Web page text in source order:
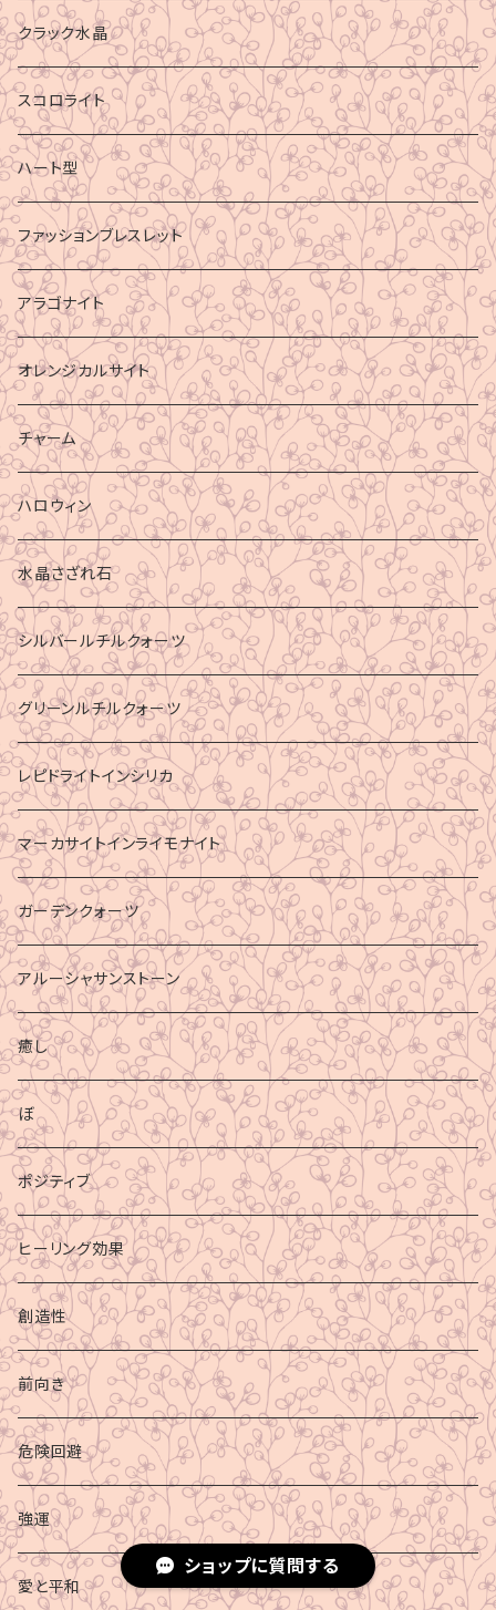
クラック水晶
スコロライト
ハート型
ファッションブレスレット
アラゴナイト
オレンジカルサイト
チャーム
ハロウィン
水晶さざれ石
シルバールチルクォーツ
グリーンルチルクォーツ
レピドライトインシリカ
マーカサイトインライモナイト
ガーデンクォーツ
アルーシャサンストーン
癒し
ぼ
ポジティブ
ヒーリング効果
創造性
前向き
危険回避
強運
愛と平和
ショップに質問する